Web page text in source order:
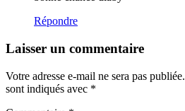
Répondre
Laisser un commentaire
Votre adresse e-mail ne sera pas publiée.
sont indiqués avec *